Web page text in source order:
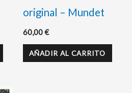
original – Mundet
60,00€
AÑADIR AL CARRITO